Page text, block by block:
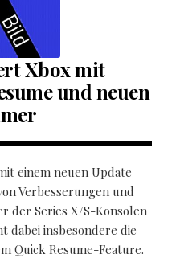
Xbox mit
und neuen
einem neuen Update
Verbesserungen und
der Series X/S-Konsolen
dabei insbesondere die
Quick Resume-Feature.